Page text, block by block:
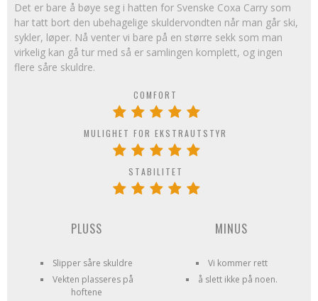
Det er bare å bøye seg i hatten for Svenske Coxa Carry som
har tatt bort den ubehagelige skuldervondten når man går ski,
sykler, løper. Nå venter vi bare på en større sekk som man
virkelig kan gå tur med så er samlingen komplett, og ingen
flere såre skuldre.
COMFORT
MULIGHET FOR EKSTRAUTSTYR
STABILITET
PLUSS
Slipper såre skuldre
Vekten plasseres på
hoftene
MINUS
Vi kommer rett
å slett ikke på noen.